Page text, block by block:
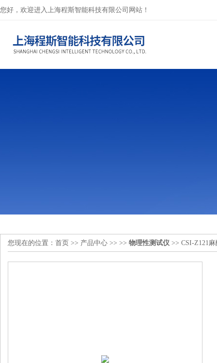
您好，欢迎进入上海程斯智能科技有限公司网站！
您现在的位置： 首页 >> 产品中心 >> >> 物理性测试仪 >> CSI-Z121